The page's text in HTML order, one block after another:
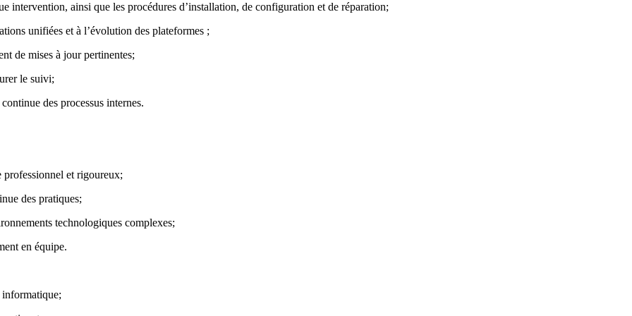
intervention, ainsi que les procédures d’installation, de configuration et de réparation;
unifiées et à l’évolution des plateformes ;
de mises à jour pertinentes;
le suivi;
des processus internes.
et rigoureux;
des pratiques;
technologiques complexes;
en équipe.